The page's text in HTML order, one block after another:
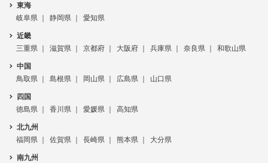
東海
岐阜県
静岡県 愛知県
近畿
三重県
滋賀県 京都府 大阪府 兵庫県 奈良県 和歌山県
中国
鳥取県
島根県 岡山県 広島県 山口県
四国
徳島県
香川県 愛媛県 高知県
北九州
福岡県
佐賀県 長崎県 熊本県 大分県
南九州